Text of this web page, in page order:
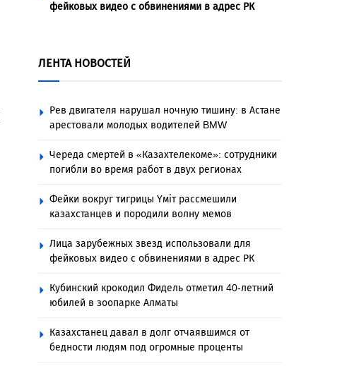
фейковых видео с обвинениями в адрес РК
ЛЕНТА НОВОСТЕЙ
Рев двигателя нарушал ночную тишину: в Астане
арестовали молодых водителей BMW
Череда смертей в «Казахтелекоме»: сотрудники
погибли во время работ в двух регионах
Фейки вокруг тигрицы Үміт рассмешили
казахстанцев и породили волну мемов
Лица зарубежных звезд использовали для
фейковых видео с обвинениями в адрес РК
Кубинский крокодил Фидель отметил 40-летний
юбилей в зоопарке Алматы
Казахстанец давал в долг отчаявшимся от
бедности людям под огромные проценты